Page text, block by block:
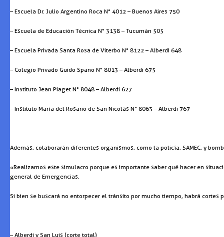
– Escuela Dr. Julio Argentino Roca N° 4012 – Buenos Aires 750
– Escuela de Educación Técnica N° 3138 – Tucumán 505
– Escuela Privada Santa Rosa de Viterbo N° 8122 – Alberdi 648
– Colegio Privado Guido Spano N° 8013 – Alberdi 675
– Instituto Jean Piaget N° 8048 – Alberdi 627
– Instituto María del Rosario de San Nicolás N° 8063 – Alberdi 767
Además, colaborarán diferentes organismos, como la policía, SAMEC, y
«Realizamos este simulacro porque es importante saber qué hacer en
general de Emergencias.
Si bien se buscará no entorpecer el tránsito por mucho tiempo, habrá cortes
– Alberdi y San Luis (corte total)